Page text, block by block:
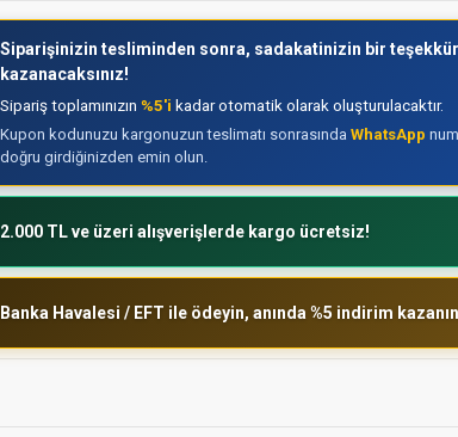
Siparişinizin tesliminden sonra, sadakatinizin bir
kazanacaksınız!
Sipariş toplamınızın %5'i kadar otomatik olarak oluşturulacaktır.
Kupon kodunuzu kargonuzun teslimatı sonrasında WhatsApp
doğru girdiğinizden emin olun.
2.000 TL ve üzeri alışverişlerde kargo ücretsiz!
Banka Havalesi / EFT ile ödeyin, anında %5 indirim